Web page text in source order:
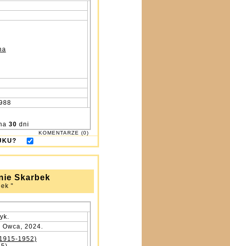
30 dni
KOMENTARZE (0)
Skarbek
"
Owca, 2024.
1952)